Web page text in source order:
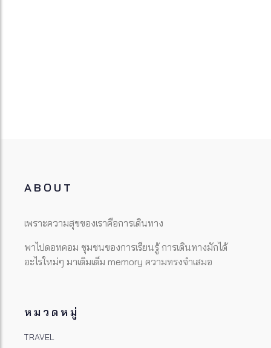
ABOUT
เพราะความสุขของเราคือการเดินทาง
พาไปดอทคอม ชุมชนของการเรียนรู้ การเดินทางมักได้
อะไรใหม่ๆ มาเติมเต็ม memory ความทรงจำเสมอ
หมวดหมู่
TRAVEL